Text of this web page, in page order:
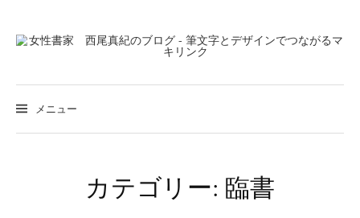
ン
ン
ツ
メニュー
検
カテゴリー: 臨書